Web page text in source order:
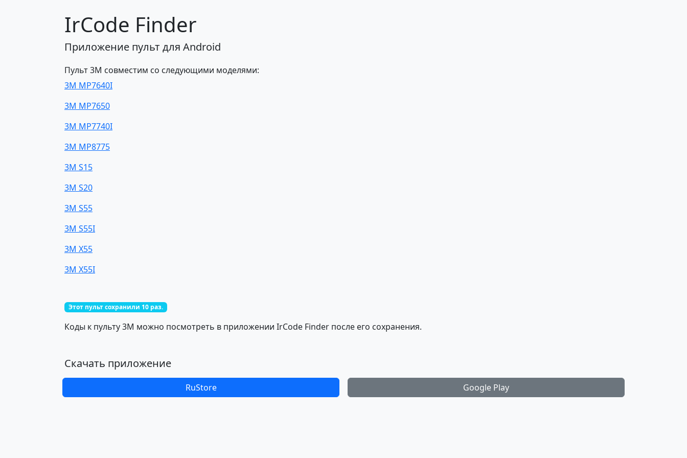
IrCode Finder
Приложение пульт для Android
Пульт 3M совместим со следующими моделями:
3M MP7640I
3M MP7650
3M MP7740I
3M MP8775
3M S15
3M S20
3M S55
3M S55I
3M X55
3M X55I
Этот пульт сохранили 10 раз.
Коды к пульту 3M можно посмотреть в приложении IrCode Finder после его сохранения.
Скачать приложение
RuStore Google Play